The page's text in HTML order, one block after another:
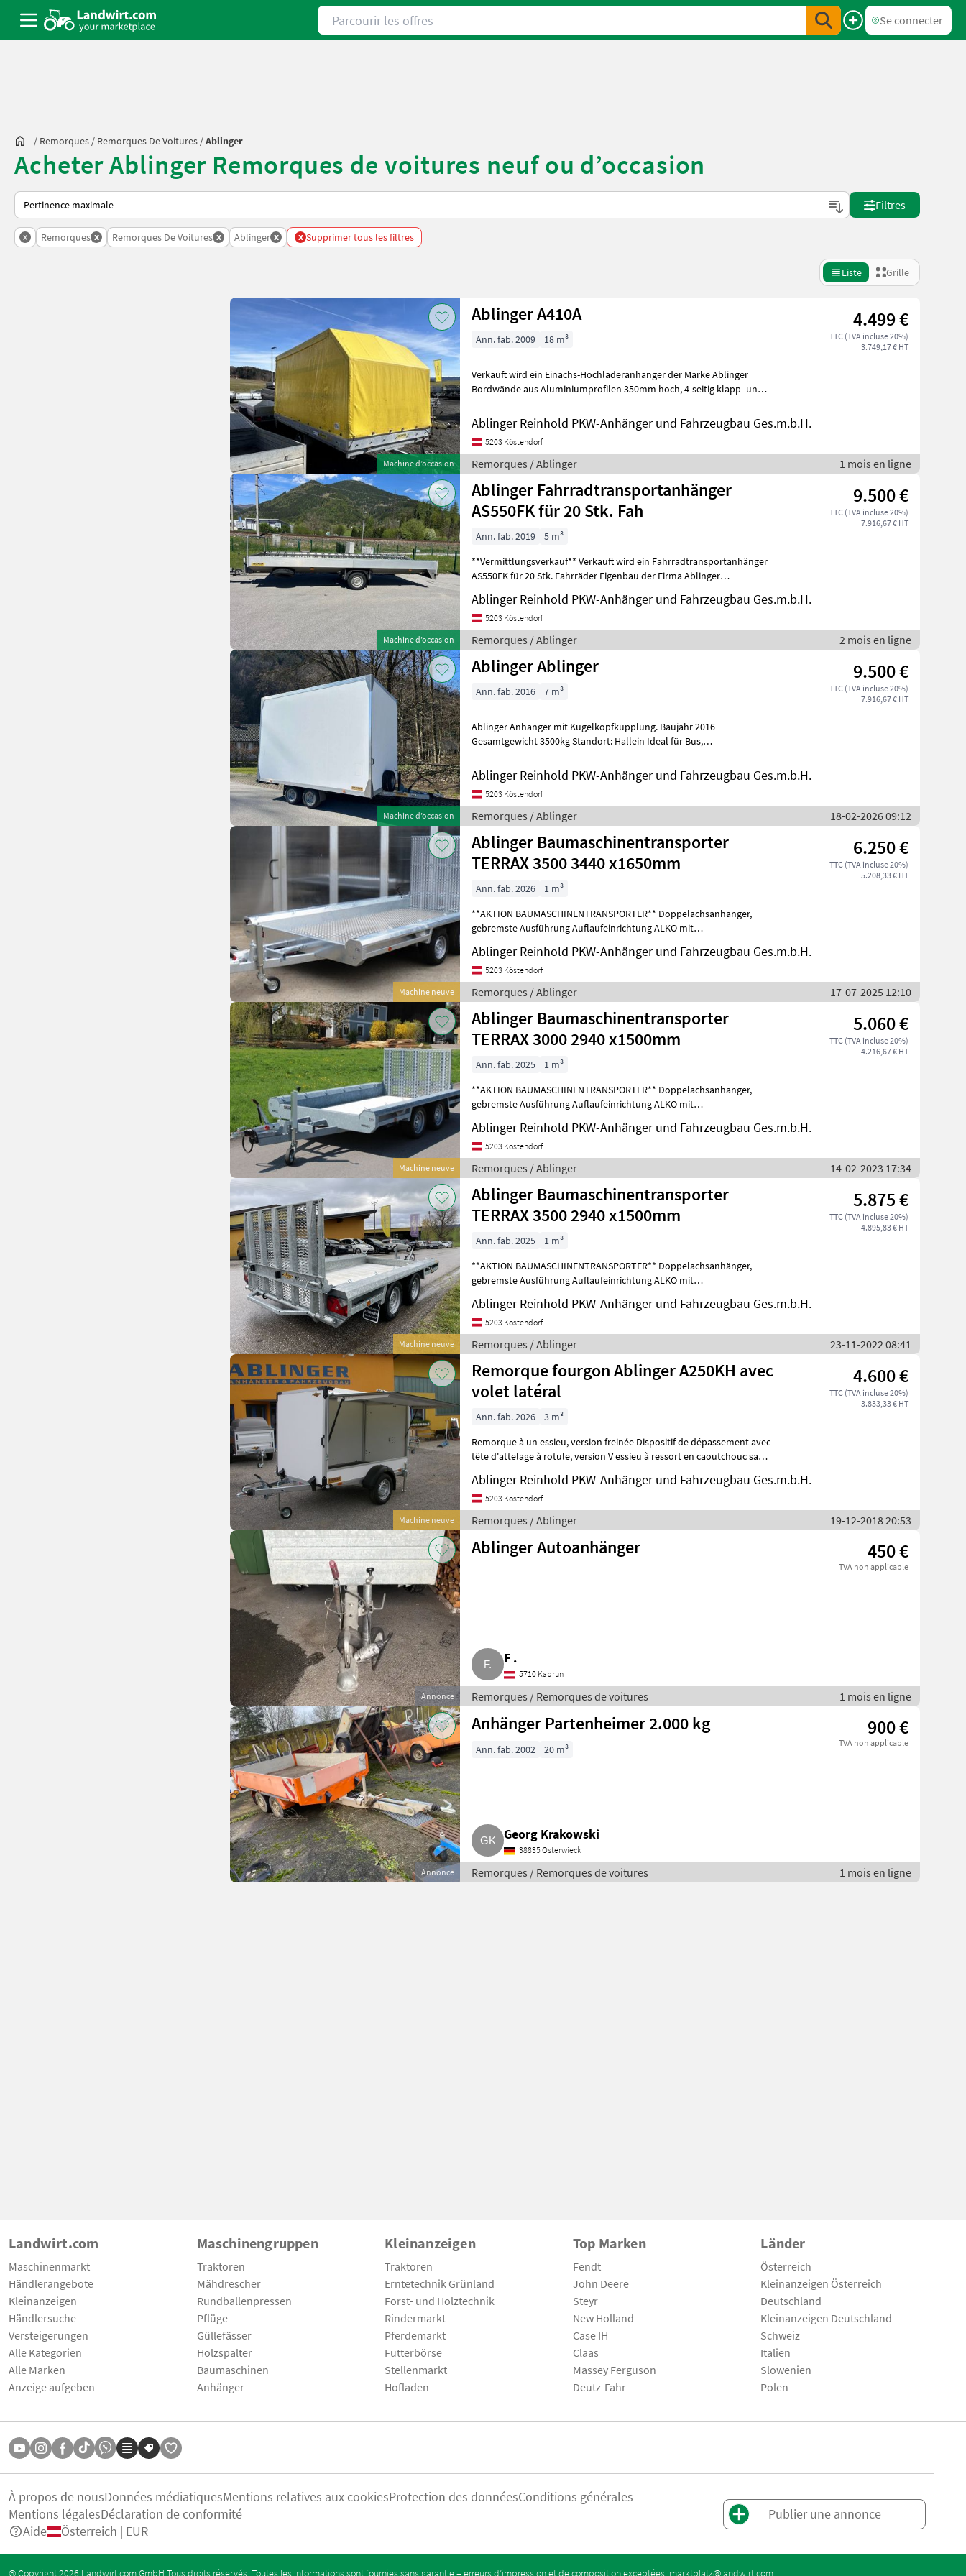
Parcourir les offres
Se connecter
/ Remorques / Remorques De Voitures /Ablinger
Acheter Ablinger Remorques de voitures neuf ou d’occasion
Voici comment les annonces sont triées sur Landwirt.com
Filtres
x Remorques x Remorques De Voitures x Ablinger x x Supprimer tous les filtres
Liste Grille
Machine d’occasion
Ablinger A410A 4.499 €
TTC (TVA incluse 20%)
3.749,17 € HT
Ann. fab. 2009 18 m³
Verkauft wird ein Einachs-Hochladeranhänger der Marke Ablinger
Bordwände aus Aluminiumprofilen 350mm hoch, 4-seitig klapp- und
Ablinger Reinhold PKW-Anhänger und Fahrzeugbau Ges.m.b.H.
5203 Köstendorf
Remorques / Ablinger 1 mois en ligne
Machine d’occasion
Ablinger Fahrradtransportanhänger
AS550FK für 20 Stk. Fah
9.500 €
TTC (TVA incluse 20%)
7.916,67 € HT
Ann. fab. 2019
5 m³
**Vermittlungsverkauf** Verkauft wird ein Fahrradtransportanhänger
AS550FK für 20 Stk. Fahrräder Eigenbau der Firma Ablinger
Ablinger Reinhold PKW-Anhänger und Fahrzeugbau Ges.m.b.H.
5203 Köstendorf
Remorques / Ablinger 2 mois en ligne
Machine d’occasion
Ablinger Ablinger 9.500 €
TTC (TVA incluse 20%)
7.916,67 € HT
Ann. fab. 2016 7 m³
Ablinger Anhänger mit Kugelkopfkupplung. Baujahr 2016
Gesamtgewicht 3500kg Standort: Hallein Ideal für Bus,
Ablinger Reinhold PKW-Anhänger und Fahrzeugbau Ges.m.b.H.
5203 Köstendorf
Remorques / Ablinger 18-02-2026 09:12
Machine neuve
Ablinger Baumaschinentransporter
TERRAX 3500 3440 x1650mm
6.250 €
TTC (TVA incluse 20%)
5.208,33 € HT
Ann. fab. 2026
1 m³
**AKTION BAUMASCHINENTRANSPORTER** Doppelachsanhänger,
gebremste Ausführung Auflaufeinrichtung ALKO mit
Ablinger Reinhold PKW-Anhänger und Fahrzeugbau Ges.m.b.H.
5203 Köstendorf
Remorques / Ablinger 17-07-2025 12:10
Machine neuve
Ablinger Baumaschinentransporter
TERRAX 3000 2940 x1500mm
5.060 €
TTC (TVA incluse 20%)
4.216,67 € HT
Ann. fab. 2025
1 m³
**AKTION BAUMASCHINENTRANSPORTER** Doppelachsanhänger,
gebremste Ausführung Auflaufeinrichtung ALKO mit
Ablinger Reinhold PKW-Anhänger und Fahrzeugbau Ges.m.b.H.
5203 Köstendorf
Remorques / Ablinger 14-02-2023 17:34
Machine neuve
Ablinger Baumaschinentransporter
TERRAX 3500 2940 x1500mm
5.875 €
TTC (TVA incluse 20%)
4.895,83 € HT
Ann. fab. 2025
1 m³
**AKTION BAUMASCHINENTRANSPORTER** Doppelachsanhänger,
gebremste Ausführung Auflaufeinrichtung ALKO mit
Ablinger Reinhold PKW-Anhänger und Fahrzeugbau Ges.m.b.H.
5203 Köstendorf
Remorques / Ablinger 23-11-2022 08:41
Machine neuve
Remorque fourgon Ablinger A250KH avec
volet latéral
4.600 €
TTC (TVA incluse 20%)
3.833,33 € HT
Ann. fab. 2026
3 m³
Remorque à un essieu, version freinée Dispositif de dépassement avec
tête d'attelage à rotule, version V essieu à ressort en caoutchouc sans
Ablinger Reinhold PKW-Anhänger und Fahrzeugbau Ges.m.b.H.
5203 Köstendorf
Remorques / Ablinger 19-12-2018 20:53
Annonce
Ablinger Autoanhänger 450 €
TVA non applicable
F .
5710 Kaprun
Remorques / Remorques de voitures 1 mois en ligne
Annonce
Anhänger Partenheimer 2.000 kg 900 €
TVA non applicable
Ann. fab. 2002 20 m³
Georg Krakowski
38835 Osterwieck
Remorques / Remorques de voitures 1 mois en ligne
Landwirt.com
Maschinenmarkt
Händlerangebote
Kleinanzeigen
Händlersuche
Versteigerungen
Alle Kategorien
Alle Marken
Anzeige aufgeben
Maschinengruppen
Traktoren
Mähdrescher
Rundballenpressen
Pflüge
Güllefässer
Holzspalter
Baumaschinen
Anhänger
Kleinanzeigen
Traktoren
Erntetechnik Grünland
Forst- und Holztechnik
Rindermarkt
Pferdemarkt
Futterbörse
Stellenmarkt
Hofladen
Top Marken
Fendt
John Deere
Steyr
New Holland
Case IH
Claas
Massey Ferguson
Deutz-Fahr
Länder
Österreich
Kleinanzeigen Österreich
Deutschland
Kleinanzeigen Deutschland
Schweiz
Italien
Slowenien
Polen
À propos de nousDonnées médiatiquesMentions relatives aux cookiesProtection des donnéesConditions générales
Mentions légalesDéclaration de conformité
Aide
Österreich | EUR
Publier une annonce
© Copyright 2026 Landwirt.com GmbH Tous droits réservés. Toutes les informations sont fournies sans garantie – erreurs d’impression et de composition exceptées. marktplatz@landwirt.com